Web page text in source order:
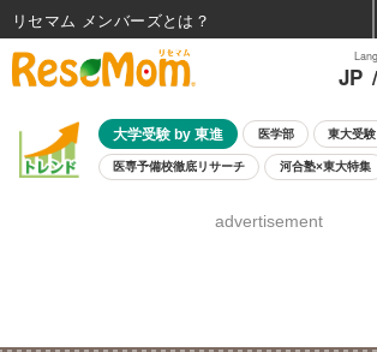
JP /
大学受験 by 東進 医学部 東大受験
医専予備校徹底リサーチ 河合塾×東大特集
8月開催学校説明会・相談会
advertisement
リセマム メンバーズ